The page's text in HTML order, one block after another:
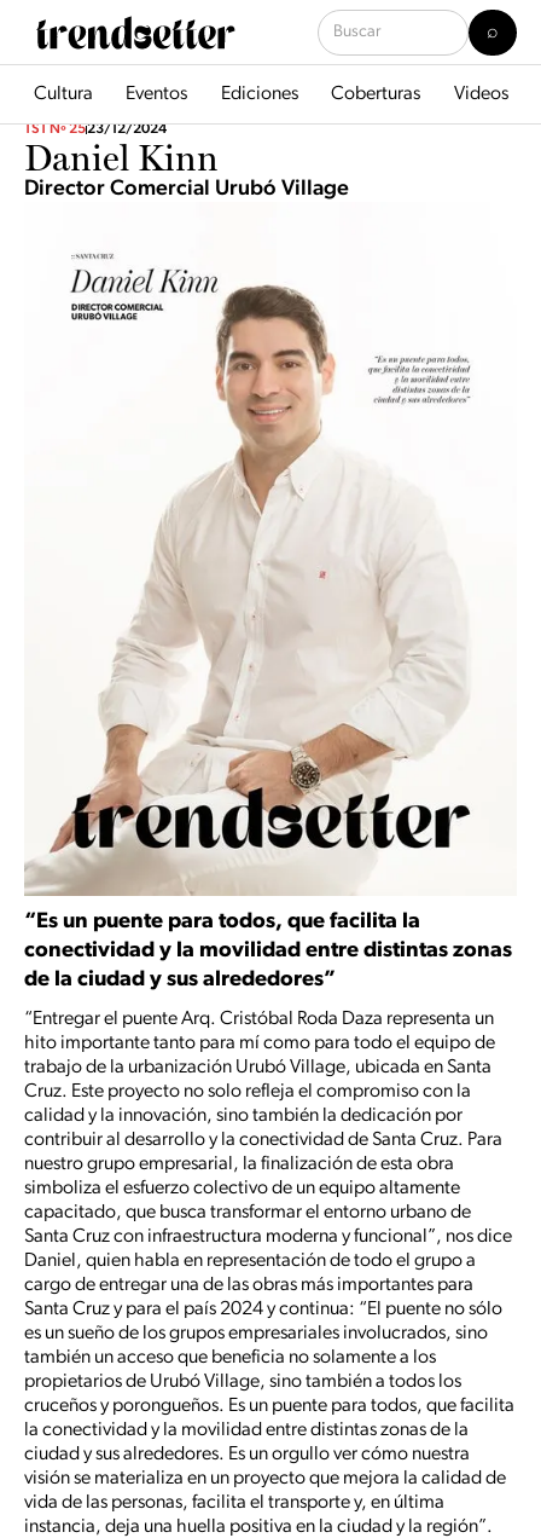
Cultura Eventos Ediciones Coberturas Videos
TST Nº 2523/12/2024
Daniel Kinn
Director Comercial Urubó Village
“Es un puente para todos, que facilita la
conectividad y la movilidad entre distintas zonas
de la ciudad y sus alrededores”
“Entregar el puente Arq. Cristóbal Roda Daza representa un
hito importante tanto para mí como para todo el equipo de
trabajo de la urbanización Urubó Village, ubicada en Santa
Cruz. Este proyecto no solo refleja el compromiso con la
calidad y la innovación, sino también la dedicación por
contribuir al desarrollo y la conectividad de Santa Cruz. Para
nuestro grupo empresarial, la finalización de esta obra
simboliza el esfuerzo colectivo de un equipo altamente
capacitado, que busca transformar el entorno urbano de
Santa Cruz con infraestructura moderna y funcional”, nos dice
Daniel, quien habla en representación de todo el grupo a
cargo de entregar una de las obras más importantes para
Santa Cruz y para el país 2024 y continua: “El puente no sólo
es un sueño de los grupos empresariales involucrados, sino
también un acceso que beneficia no solamente a los
propietarios de Urubó Village, sino también a todos los
cruceños y porongueños. Es un puente para todos, que facilita
la conectividad y la movilidad entre distintas zonas de la
ciudad y sus alrededores. Es un orgullo ver cómo nuestra
visión se materializa en un proyecto que mejora la calidad de
vida de las personas, facilita el transporte y, en última
instancia, deja una huella positiva en la ciudad y la región”.